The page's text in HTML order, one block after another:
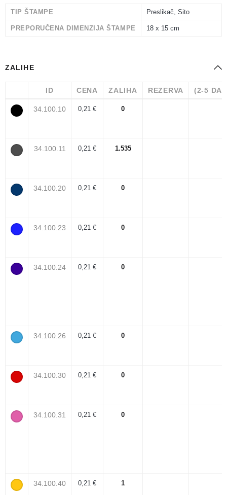
TIP ŠTAMPE Preslikač, Sito
PREPORUČENA DIMENZIJA ŠTAMPE 18 x 15 cm
ZALIHE
ID CENA ZALIHA REZERVA (2-5
34.100.10 0,21 € 0
34.100.11 0,21 € 1.535
34.100.20 0,21 € 0
34.100.23 0,21 € 0
34.100.24 0,21 € 0
34.100.26 0,21 € 0
34.100.30 0,21 € 0
34.100.31 0,21 € 0
34.100.40 0,21 € 1